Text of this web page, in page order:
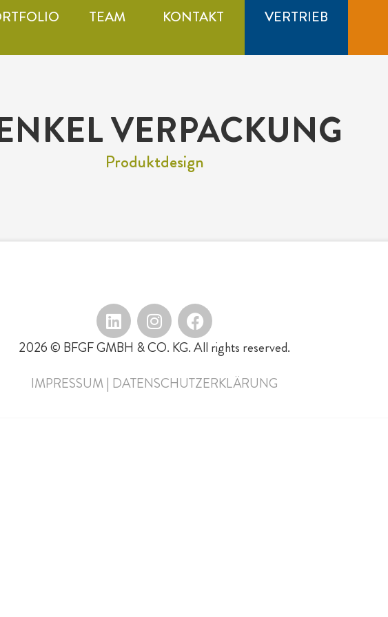
TEAM KONTAKT VERTRIEB
VERPACKUNG
Produktdesign
2026 © BFGF GMBH & CO. KG. All rights reserved.
IMPRESSUM| DATENSCHUTZERKLÄRUNG